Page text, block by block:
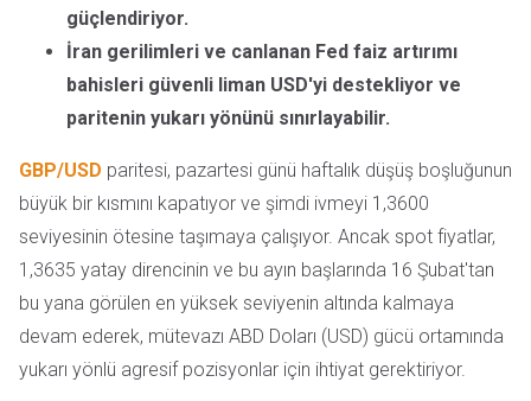
güçlendiriyor.
İran gerilimleri ve canlanan Fed faiz artırımı
bahisleri güvenli liman USD'yi destekliyor ve
paritenin yukarı yönünü sınırlayabilir.
GBP/USD paritesi, pazartesi günü haftalık düşüş boşluğunun
büyük bir kısmını kapatıyor ve şimdi ivmeyi 1,3600
seviyesinin ötesine taşımaya çalışıyor. Ancak spot fiyatlar,
1,3635 yatay direncinin ve bu ayın başlarında 16 Şubat'tan
bu yana görülen en yüksek seviyenin altında kalmaya
devam ederek, mütevazı ABD Doları (USD) gücü ortamında
yukarı yönlü agresif pozisyonlar için ihtiyat gerektiriyor.